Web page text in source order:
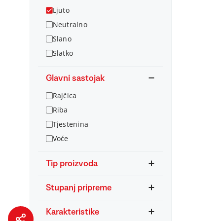
Ljuto
Neutralno
Slano
Slatko
Glavni sastojak
Rajčica
Riba
Tjestenina
Voće
Tip proizvoda
Stupanj pripreme
Karakteristike